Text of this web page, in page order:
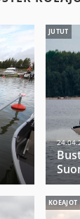
JUTUT
KOEAJOT